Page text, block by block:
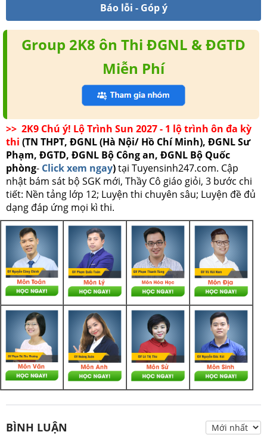
Báo lỗi - Góp ý
Group 2K8 ôn Thi ĐGNL & ĐGTD
Miễn Phí
>> 2K9 Chú ý! Lộ Trình Sun 2027 - 1 lộ trình ôn đa kỳ
thi (TN THPT, ĐGNL (Hà Nội/ Hồ Chí Minh), ĐGNL Sư
Phạm, ĐGTD, ĐGNL Bộ Công an, ĐGNL Bộ Quốc
phòng- Click xem ngay)tại Tuyensinh247.com. Cập
nhật bám sát bộ SGK mới, Thầy Cô giáo giỏi, 3 bước chi
tiết: Nền tảng lớp 12; Luyện thi chuyên sâu; Luyện đề đủ
dạng đáp ứng mọi kì thi.
BÌNH LUẬN